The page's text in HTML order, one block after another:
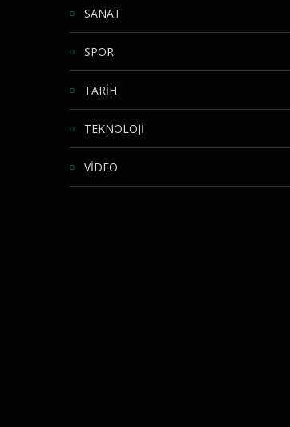
SANAT
SPOR
TARİH
TEKNOLOJİ
VİDEO